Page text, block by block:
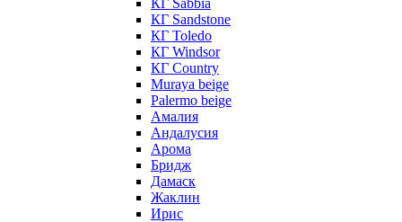
КГ Sabbia
КГ Sandstone
КГ Toledo
КГ Windsor
КГ Сountry
Muraya beige
Palermo beige
Амалия
Андалусия
Арома
Бридж
Дамаск
Жаклин
Ирис